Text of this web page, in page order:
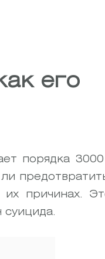
его
порядка
причинах.
суицида.